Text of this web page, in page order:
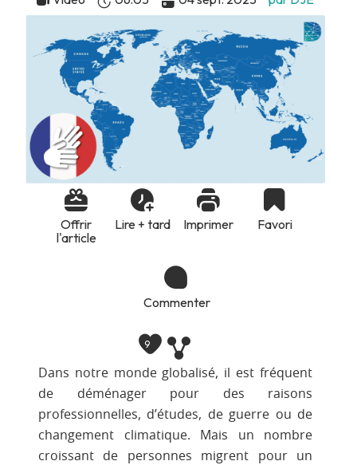
Offrir
l'article
Lire + tard Imprimer Favori
Commenter
9
Dans notre monde globalisé, il est fréquent
de déménager pour des raisons
professionnelles, d’études, de guerre ou de
changement climatique. Mais un nombre
croissant de personnes migrent pour un